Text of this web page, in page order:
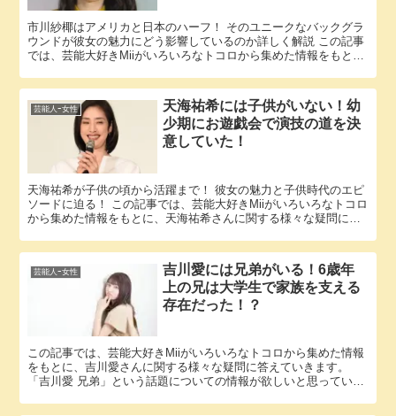
市川紗椰はアメリカと日本のハーフ！ そのユニークなバックグラ
ウンドが彼女の魅力にどう影響しているのか詳しく解説 この記事
では、芸能大好きMiiがいろいろなトコロから集めた情報をもと
芸能人ｰ女性
天海祐希には子供がいない！幼
少期にお遊戯会で演技の道を決
意していた！
天海祐希が子供の頃から活躍まで！ 彼女の魅力と子供時代のエピ
ソードに迫る！ この記事では、芸能大好きMiiがいろいろなトコロ
から集めた情報をもとに、天海祐希さんに関する様々な疑問に答
芸能人ｰ女性
吉川愛には兄弟がいる！6歳年
上の兄は大学生で家族を支える
存在だった！？
この記事では、芸能大好きMiiがいろいろなトコロから集めた情報
をもとに、吉川愛さんに関する様々な疑問に答えていきます。
「吉川愛 兄弟」という話題についての情報が欲しいと思っている